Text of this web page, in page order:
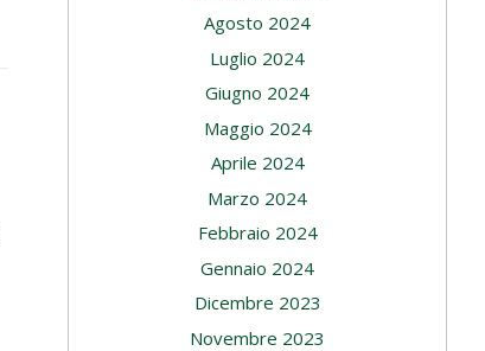
Agosto 2024
Luglio 2024
Giugno 2024
Maggio 2024
Aprile 2024
Marzo 2024
Febbraio 2024
Gennaio 2024
Dicembre 2023
Novembre 2023